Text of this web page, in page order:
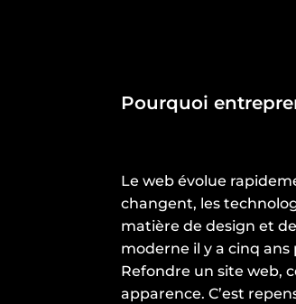
Pourquoi
Le web évolue
changent, les
matière de design et
moderne il y a cinq
Refondre un site web,
apparence. C’est